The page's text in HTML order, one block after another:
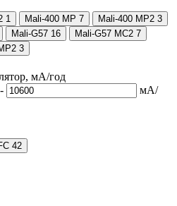
1 Mali-400 MP 7 Mali-400 MP2 3
Mali-G57 16 Mali-G57 MC2 7
3
мА/год
-
мА/
42